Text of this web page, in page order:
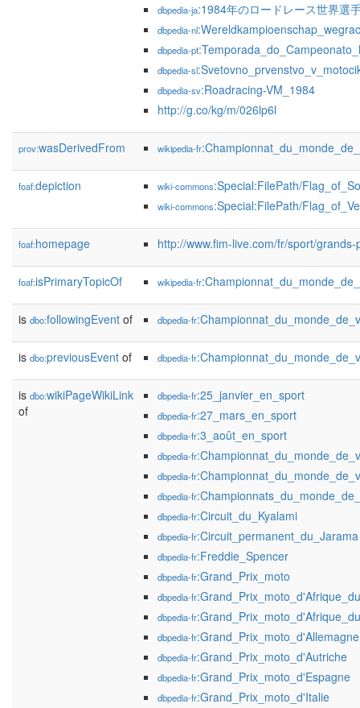
dbpedia-ja:1984年のロードレース世界選
dbpedia-nl
dbpedia-pt
dbpedia-sl
dbpedia-sv:Roadracing-VM_1984
http://g.co/kg/m/026lp6l
prov:wasDerivedFrom wikipedia-fr
foaf:depiction wiki-commons:Special:FilePath/
wiki-commons:Special:FilePath/
foaf:homepage http://www.fim-live.com/fr/sport/
foaf:isPrimaryTopicOf wikipedia-fr
is dbo:followingEvent of dbpedia-fr
is dbo:previousEvent of dbpedia-fr
is dbo:wikiPageWikiLink
of
dbpedia-fr:25_janvier_en_sport
dbpedia-fr:27_mars_en_sport
dbpedia-fr:3_août_en_sport
dbpedia-fr
dbpedia-fr
dbpedia-fr
dbpedia-fr:Circuit_du_Kyalami
dbpedia-fr:Circuit_permanent_du_Jarama
dbpedia-fr:Freddie_Spencer
dbpedia-fr:Grand_Prix_moto
dbpedia-fr
dbpedia-fr
dbpedia-fr:Grand_Prix_moto_d'Allemagne
dbpedia-fr:Grand_Prix_moto_d'Autriche
dbpedia-fr:Grand_Prix_moto_d'Espagne
dbpedia-fr:Grand_Prix_moto_d'Italie